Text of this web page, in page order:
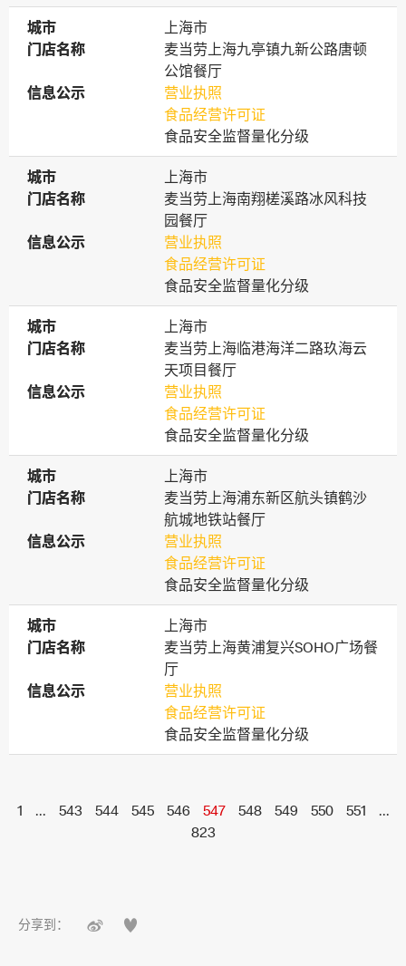
城市
城市
上海市
门店名称
门店名称
麦当劳上海九亭镇九新公路唐顿
公馆餐厅
信息公示
信息公示
营业执照
食品经营许可证
食品安全监督量化分级
城市
城市
上海市
门店名称
门店名称
麦当劳上海南翔槎溪路冰风科技
园餐厅
信息公示
信息公示
营业执照
食品经营许可证
食品安全监督量化分级
城市
城市
上海市
门店名称
门店名称
麦当劳上海临港海洋二路玖海云
天项目餐厅
信息公示
信息公示
营业执照
食品经营许可证
食品安全监督量化分级
城市
城市
上海市
门店名称
门店名称
麦当劳上海浦东新区航头镇鹤沙
航城地铁站餐厅
信息公示
信息公示
营业执照
食品经营许可证
食品安全监督量化分级
城市
城市
上海市
门店名称
门店名称
麦当劳上海黄浦复兴SOHO广场餐
厅
信息公示
信息公示
营业执照
食品经营许可证
食品安全监督量化分级
1 ... 543 544 545 546 547 548 549 550 551
...
823
分享到：  